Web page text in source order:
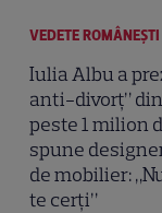
VEDETE ROMÂNEŞTI
Iulia Albu a
anti-divorț”
peste 1 milion
spune
de mobilier:
te cerți”